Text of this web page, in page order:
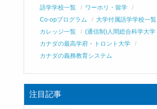
語学学校一覧
ワーホリ・留学
Co-opプログラム
大学付属語学学校一覧
カレッジ一覧
(通信制)人間総合科学大学
カナダの最高学府・トロント大学
カナダの義務教育システム
注目記事